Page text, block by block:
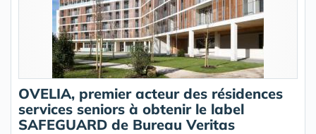
OVELIA, premier acteur des résidences
services seniors à obtenir le label
SAFEGUARD de Bureau Veritas